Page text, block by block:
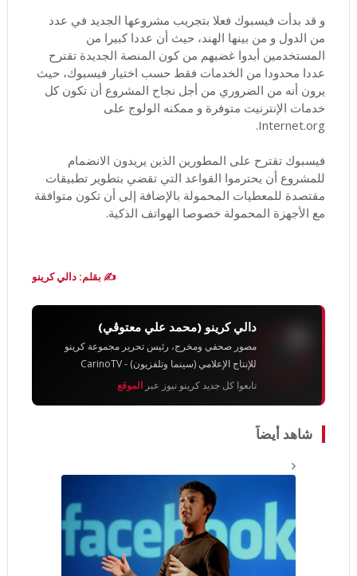
و قد بدأت فيسبوك فعلا بتجريب مشروعها الجديد في عدد
من الدول و من بينها الهند، حيث أن عددا كبيرا من
المستخدمين أبدوا غضبهم من كون المنصة الجديدة تقترح
عددا محدودا من الخدمات فقط حسب اختيار فيسبوك، حيث
يرون أنه من الضروري من أجل نجاح المشروع أن تكون كل
خدمات الإنترنيت متوفرة و ممكنه الولوج على
Internet.org.
فيسبوك تقترح على المطورين الذين يريدون الانضمام
للمشروع أن يحترموا القواعد التي تقضي بتطوير تطبيقات
مقتصدة للمعطيات المحمولة بالإضافة إلى أن تكون متوافقة
مع الأجهزة المحمولة خصوصا الهواتف الذكية.
✍️ بقلم: دالي كرينو
دالي كرينو (محمد علي معتوڨي)
مصور صحفي ومخرج، رئيس تحرير مجموعة كرينو
للإنتاج الإعلامي (سينما وتلفزيون) - CarinoTV
تابعوا كل جديد كرينو نيوز عبر الموقع
شاهد أيضاً